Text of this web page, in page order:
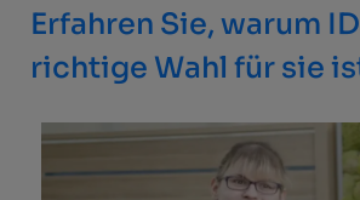
Erfahren Sie, warum
richtige Wahl für sie